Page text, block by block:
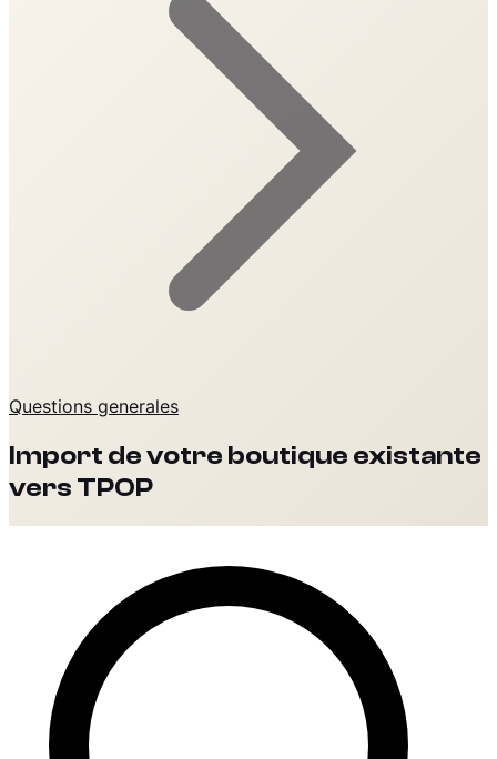
Questions generales
Import de votre boutique existante
vers TPOP